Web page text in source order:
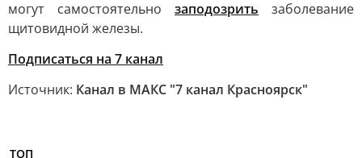
могут самостоятельно заподозрить заболевание
щитовидной железы.
Подписаться на 7 канал
Источник: Канал в МАКС "7 канал Красноярск"
ТОП